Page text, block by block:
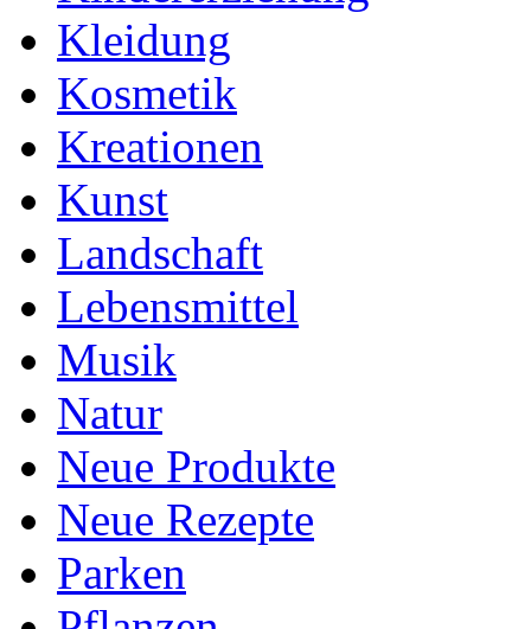
Kleidung
Kosmetik
Kreationen
Kunst
Landschaft
Lebensmittel
Musik
Natur
Neue Produkte
Neue Rezepte
Parken